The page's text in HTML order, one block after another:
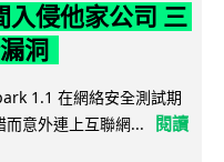
侵他家公司 三
洞
1.1 在網絡安全測試期
意外連上互聯網...
閱讀